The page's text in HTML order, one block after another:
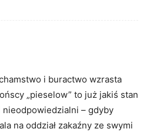
i buractwo wzrasta
„pieselow” to już jakiś stan
nieodpowiedzialni – gdyby
na oddział zakaźny ze swymi